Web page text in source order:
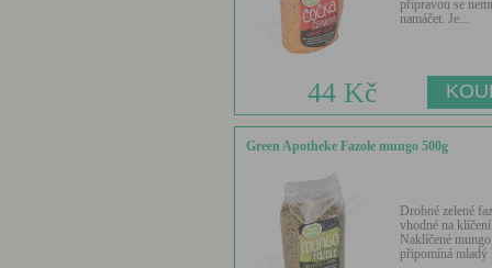
přípravou se
namáčet. Je...
44 Kč
Green Apotheke Fazole mungo 500g
Drobné zelené
vhodné na
Naklíčené
připomíná mladý